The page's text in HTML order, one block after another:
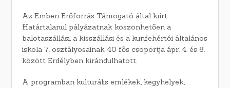
Az Emberi Erőforrás Támogató által kiírt
Határtalanul pályázatnak köszönhetően a
balotaszállási, a kisszállási és a kunfehértói általános
iskola 7. osztályosainak 40 fős csoportja ápr. 4. és 8.
között Erdélyben kirándulhatott.
A programban kulturális emlékek, kegyhelyek,